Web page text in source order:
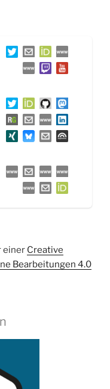
einer Creative
Bearbeitungen 4.0